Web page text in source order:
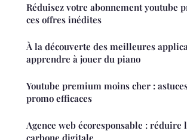
Réduisez votre abonnement youtube
ces offres inédites
À la découverte des meilleures
apprendre à jouer du piano
Youtube premium moins cher :
promo efficaces
Agence web écoresponsable : réduire
carbone digitale